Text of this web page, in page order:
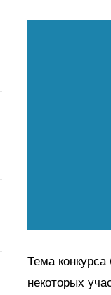
Тема
некоторых